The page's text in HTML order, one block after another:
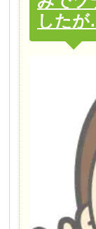
した